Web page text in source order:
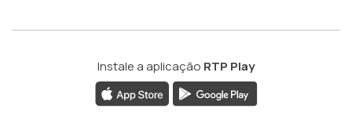
Instale a aplicação RTP Play